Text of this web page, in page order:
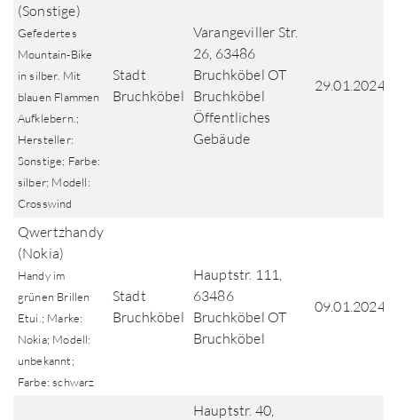
(Sonstige)
Gefedertes
Mountain-Bike
in silber. Mit
blauen Flammen
Aufklebern.;
Hersteller:
Sonstige; Farbe:
silber; Modell:
Crosswind
Stadt
Bruchköbel
Varangeviller Str.
26, 63486
Bruchköbel OT
Bruchköbel
Öffentliches
Gebäude
29.01.2024
Qwertzhandy
(Nokia)
Handy im
grünen Brillen
Etui.; Marke:
Nokia; Modell:
unbekannt;
Farbe: schwarz
Stadt
Bruchköbel
Hauptstr. 111,
63486
Bruchköbel OT
Bruchköbel
09.01.2024
Hauptstr. 40,